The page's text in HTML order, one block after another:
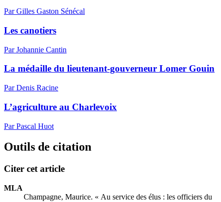
Par Gilles Gaston Sénécal
Les canotiers
Par Johannie Cantin
La médaille du lieutenant-gouverneur Lomer Gouin
Par Denis Racine
L’agriculture au Charlevoix
Par Pascal Huot
Outils de citation
Citer cet article
MLA
Champagne, Maurice. « Au service des élus : les officiers du